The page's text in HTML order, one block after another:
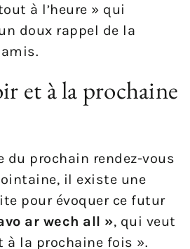
à l’heure » qui
doux rappel de la
et à la prochaine
du prochain rendez-vous
il existe une
pour évoquer ce futur
ar wech all », qui veut
à la prochaine fois ».